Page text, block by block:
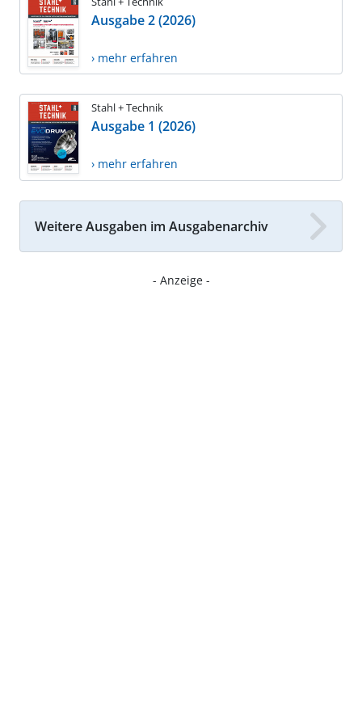
Ausgabe 2 (2026)
› mehr erfahren
Stahl + Technik
Ausgabe 1 (2026)
› mehr erfahren
Weitere Ausgaben im Ausgabenarchiv
- Anzeige -